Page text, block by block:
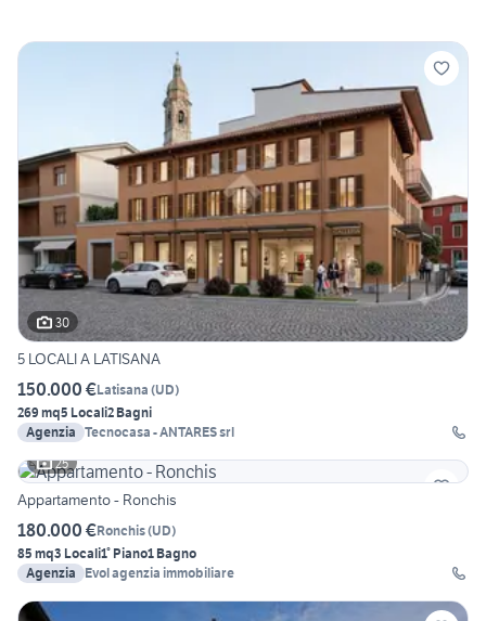
30
5 LOCALI A LATISANA
150.000 €Latisana (UD)
269 mq5 Locali2 Bagni
Agenzia Tecnocasa - ANTARES srl
25
Appartamento - Ronchis
180.000 €Ronchis(UD)
85 mq3 Locali1° Piano1 Bagno
Agenzia
Evol agenzia immobiliare